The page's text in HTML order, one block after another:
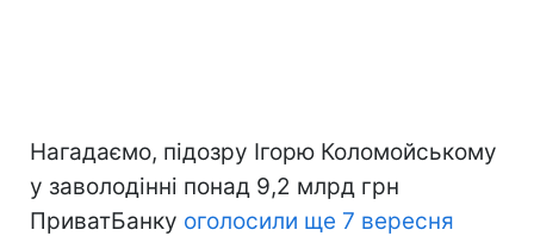
Нагадаємо, підозру Ігорю Коломойському
у заволодінні понад 9,2 млрд грн
ПриватБанку оголосили ще 7 вересня